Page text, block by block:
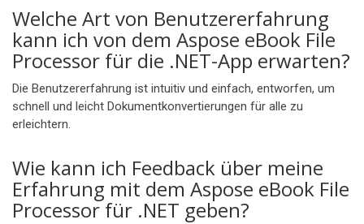
Welche Art von Benutzererfahrung
kann ich von dem Aspose eBook File
Processor für die .NET-App erwarten?
Die Benutzererfahrung ist intuitiv und einfach, entworfen, um
schnell und leicht Dokumentkonvertierungen für alle zu
erleichtern.
Wie kann ich Feedback über meine
Erfahrung mit dem Aspose eBook File
Processor für .NET geben?